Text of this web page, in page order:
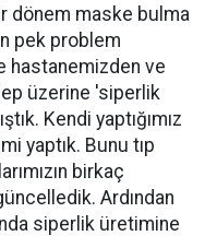
dönem maske bulma
pek problem
hastanemizden ve
üzerine 'siperlik
Kendi yaptığımız
yaptık. Bunu tıp
birkaç
Ardından
siperlik üretimine